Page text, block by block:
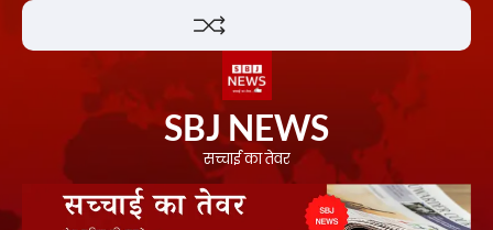
Skip
SBJ NEWS
सच्चाई का तेवर